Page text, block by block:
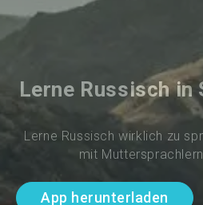
Lerne Russisch in
Lerne Russisch wirklich zu
mit
App herunterladen